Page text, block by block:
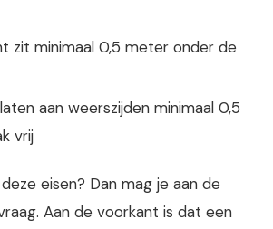
zit minimaal 0,5 meter onder de
aan weerszijden minimaal 0,5
vrij
eisen? Dan mag je aan de
Aan de voorkant is dat een